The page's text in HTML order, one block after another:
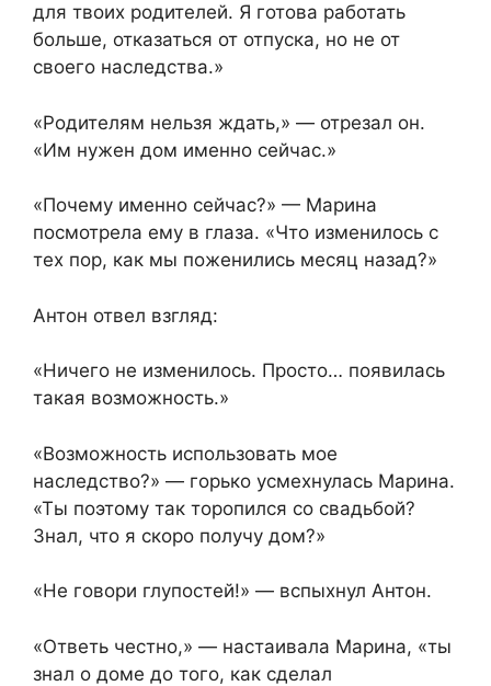
для твоих родителей. Я готова работать
больше, отказаться от отпуска, но не от
своего наследства.»
«Родителям нельзя ждать,» — отрезал он.
«Им нужен дом именно сейчас.»
«Почему именно сейчас?» — Марина
посмотрела ему в глаза. «Что изменилось с
тех пор, как мы поженились месяц назад?»
Антон отвел взгляд:
«Ничего не изменилось. Просто… появилась
такая возможность.»
«Возможность использовать мое
наследство?» — горько усмехнулась Марина.
«Ты поэтому так торопился со свадьбой?
Знал, что я скоро получу дом?»
«Не говори глупостей!» — вспыхнул Антон.
«Ответь честно,» — настаивала Марина, «ты
знал о доме до того, как сделал